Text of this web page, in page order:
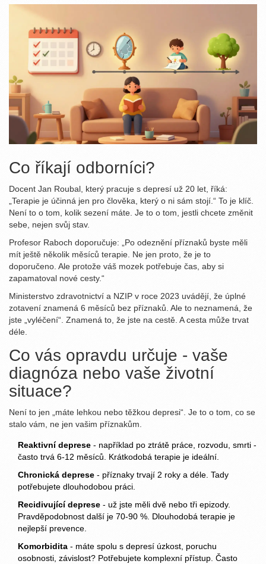
Co říkají odborníci?
Docent Jan Roubal, který pracuje s depresí už 20 let, říká:
„Terapie je účinná jen pro člověka, který o ni sám stojí.“ To je klíč.
Není to o tom, kolik sezení máte. Je to o tom, jestli chcete změnit
sebe, nejen svůj stav.
Profesor Raboch doporučuje: „Po odeznění příznaků byste měli
mít ještě několik měsíců terapie. Ne jen proto, že je to
doporučeno. Ale protože váš mozek potřebuje čas, aby si
zapamatoval nové cesty.“
Ministerstvo zdravotnictví a NZIP v roce 2023 uvádějí, že úplné
zotavení znamená 6 měsíců bez příznaků. Ale to neznamená, že
jste „vyléčení“. Znamená to, že jste na cestě. A cesta může trvat
déle.
Co vás opravdu určuje - vaše
diagnóza nebo vaše životní
situace?
Není to jen „máte lehkou nebo těžkou depresi“. Je to o tom, co se
stalo vám, ne jen vašim příznakům.
Reaktivní deprese - například po ztrátě práce, rozvodu, smrti -
často trvá 6-12 měsíců. Krátkodobá terapie je ideální.
Chronická deprese - příznaky trvají 2 roky a déle. Tady
potřebujete dlouhodobou práci.
Recidivující deprese - už jste měli dvě nebo tři epizody.
Pravděpodobnost další je 70-90 %. Dlouhodobá terapie je
nejlepší prevence.
Komorbidita - máte spolu s depresí úzkost, poruchu
osobnosti, závislost? Potřebujete komplexní přístup. Často